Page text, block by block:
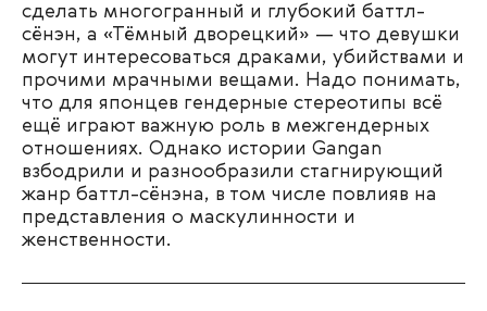
сделать многогранный и глубокий баттл-
сёнэн, а «Тёмный дворецкий» — что девушки
могут интересоваться драками, убийствами и
прочими мрачными вещами. Надо понимать,
что для японцев гендерные стереотипы всё
ещё играют важную роль в межгендерных
отношениях. Однако истории Gangan
взбодрили и разнообразили стагнирующий
жанр баттл-сёнэна, в том числе повлияв на
представления о маскулинности и
женственности.